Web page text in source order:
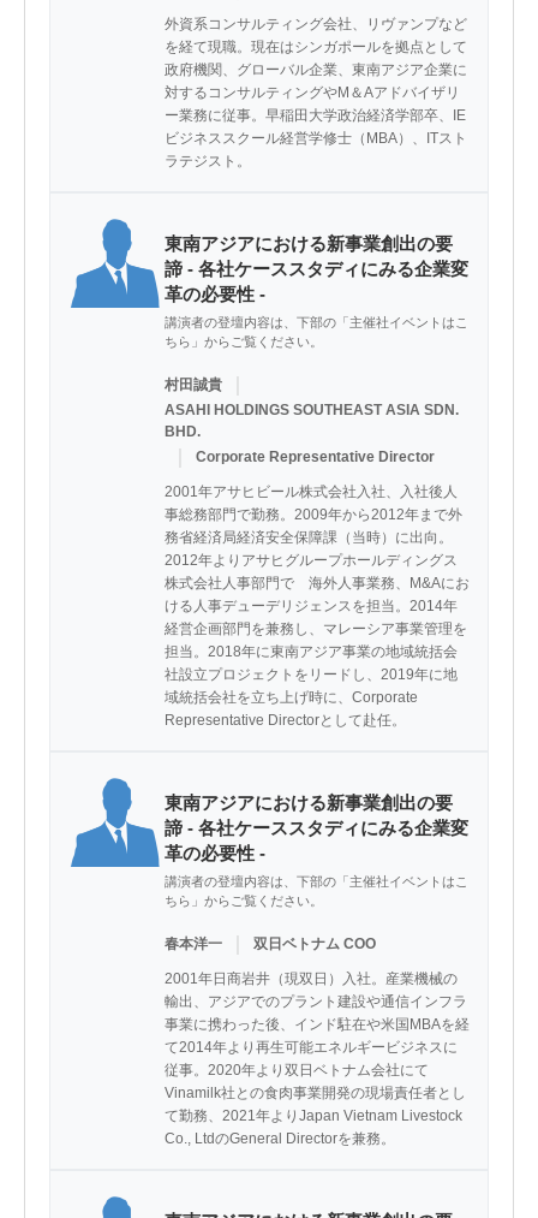
外資系コンサルティング会社、リヴァンプなど
を経て現職。現在はシンガポールを拠点として
政府機関、グローバル企業、東南アジア企業に
対するコンサルティングやM＆Aアドバイザリ
ー業務に従事。早稲田大学政治経済学部卒、IE
ビジネススクール経営学修士（MBA）、ITスト
ラテジスト。
東南アジアにおける新事業創出の要
諦 - 各社ケーススタディにみる企業変
革の必要性 -
講演者の登壇内容は、下部の「主催社イベントはこ
ちら」からご覧ください。
村田誠貴
ASAHI HOLDINGS SOUTHEAST ASIA SDN.
BHD.
Corporate Representative Director
2001年アサヒビール株式会社入社、入社後人
事総務部門で勤務。2009年から2012年まで外
務省経済局経済安全保障課（当時）に出向。
2012年よりアサヒグループホールディングス
株式会社人事部門で　海外人事業務、M&Aにお
ける人事デューデリジェンスを担当。2014年
経営企画部門を兼務し、マレーシア事業管理を
担当。2018年に東南アジア事業の地域統括会
社設立プロジェクトをリードし、2019年に地
域統括会社を立ち上げ時に、Corporate
Representative Directorとして赴任。
東南アジアにおける新事業創出の要
諦 - 各社ケーススタディにみる企業変
革の必要性 -
講演者の登壇内容は、下部の「主催社イベントはこ
ちら」からご覧ください。
春本洋一 双日ベトナム COO
2001年日商岩井（現双日）入社。産業機械の
輸出、アジアでのプラント建設や通信インフラ
事業に携わった後、インド駐在や米国MBAを経
て2014年より再生可能エネルギービジネスに
従事。2020年より双日ベトナム会社にて
Vinamilk社との食肉事業開発の現場責任者とし
て勤務、2021年よりJapan Vietnam Livestock
Co., LtdのGeneral Directorを兼務。